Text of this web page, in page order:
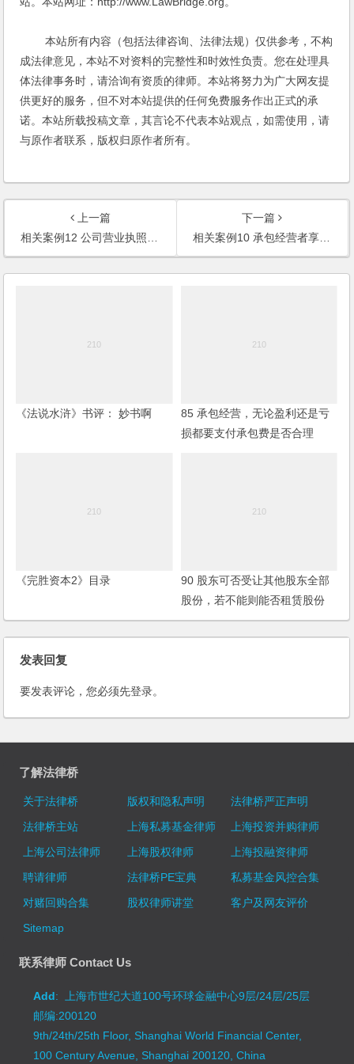
本站所有内容（包括法律咨询、法律法规）仅供参考，不构
成法律意见，本站不对资料的完整性和时效性负责。您在处理具
体法律事务时，请洽询有资质的律师。本站将努力为广大网友提
供更好的服务，但不对本站提供的任何免费服务作出正式的承
诺。本站所载投稿文章，其言论不代表本站观点，如需使用，请
与原作者联系，版权归原作者所有。
上一篇
相关案例12 公司营业执照被吊销后股东的清算责任
下一篇
相关案例10 承包经营者享有自主经营权
《法说水浒》书评： 妙书啊
85 承包经营，无论盈利还是亏
损都要支付承包费是否合理
《完胜资本2》目录
90 股东可否受让其他股东全部
股份，若不能则能否租赁股份
发表回复
要发表评论，您必须先登录。
了解法律桥
关于法律桥 版权和隐私声明
法律桥严正声明
法律桥主站
上海私募基金律师
上海投资并购律师
上海公司法律师
上海股权律师
上海投融资律师
聘请律师
法律桥PE宝典
私募基金风控合集
对赌回购合集
股权律师讲堂
客户及网友评价
Sitemap
联系律师 Contact Us
Add: 上海市世纪大道100号环球金融中心9层/24层/25层
邮编:200120
9th/24th/25th Floor, Shanghai World Financial Center,
100 Century Avenue, Shanghai 200120, China